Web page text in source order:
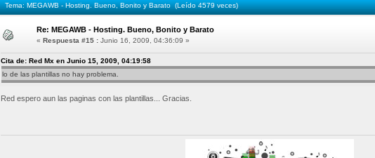
Tema: MEGAWB - Hosting. Bueno, Bonito y Barato (Leído 4579 veces)
Re: MEGAWB - Hosting. Bueno, Bonito y Barato
« Respuesta #15 : Junio 16, 2009, 04:36:09 »
Cita de: Red Mx en Junio 15, 2009, 04:19:58
lo de las plantillas no hay problema.
Red espero aun las paginas con las plantillas... Gracias.